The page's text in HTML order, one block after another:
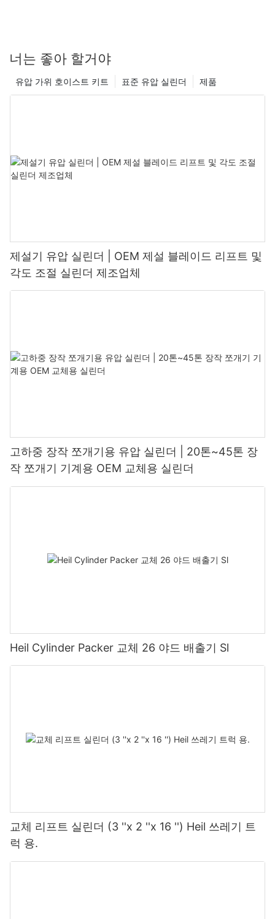
너는 좋아 할거야
제품
표준 유압 실린더
유압 가위 호이스트 키트
제설기 유압 실린더 | OEM 제설 블레이드 리프트 및
각도 조절 실린더 제조업체
고하중 장작 쪼개기용 유압 실린더 | 20톤~45톤 장
작 쪼개기 기계용 OEM 교체용 실린더
Heil Cylinder Packer 교체 26 야드 배출기 Sl
교체 리프트 실린더 (3 ''x 2 ''x 16 '') Heil 쓰레기 트
럭 용.